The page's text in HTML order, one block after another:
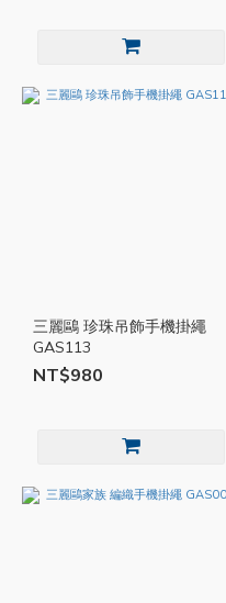
三麗鷗 珍珠吊飾手機掛繩
GAS113
NT$980